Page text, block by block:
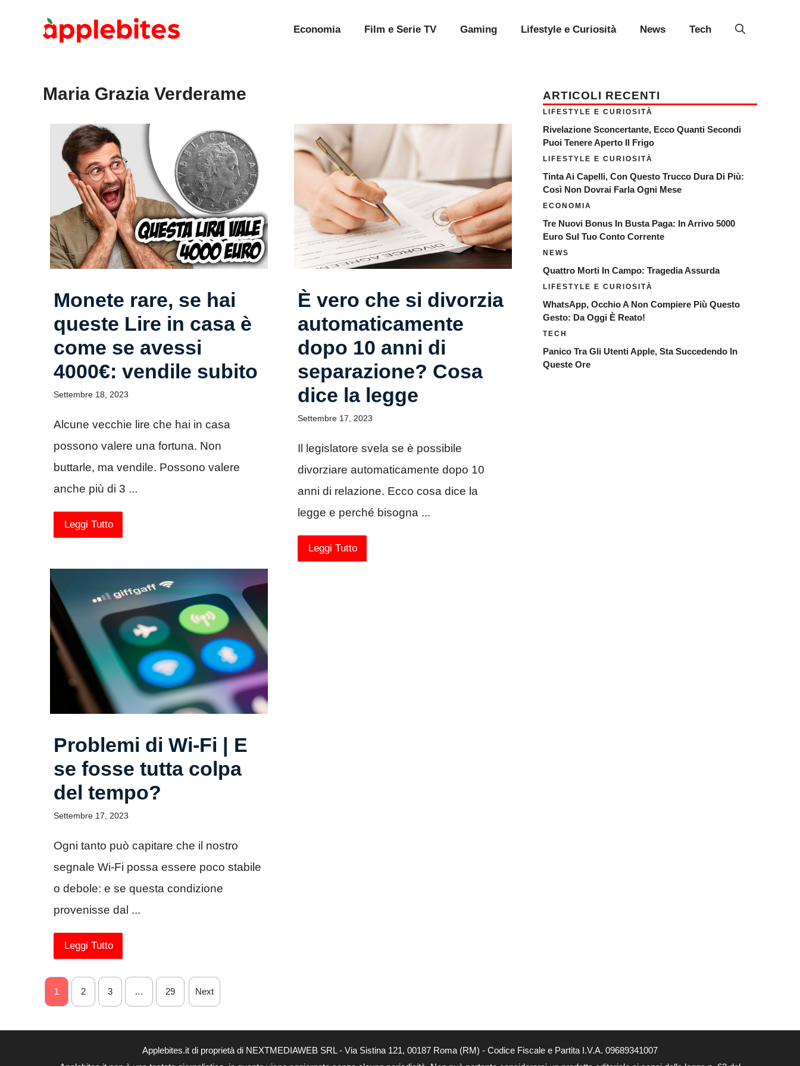
Economia Film e Serie TV Gaming Lifestyle e Curiosità News Tech
Maria Grazia Verderame
Monete rare, se hai
queste Lire in casa è
come se avessi
4000€: vendile subito
Settembre 18, 2023
Alcune vecchie lire che hai in casa
possono valere una fortuna. Non
buttarle, ma vendile. Possono valere
anche più di 3 ...
Leggi Tutto
È vero che si divorzia
automaticamente
dopo 10 anni di
separazione? Cosa
dice la legge
Settembre 17, 2023
Il legislatore svela se è possibile
divorziare automaticamente dopo 10
anni di relazione. Ecco cosa dice la
legge e perché bisogna ...
Leggi Tutto
Problemi di Wi-Fi | E
se fosse tutta colpa
del tempo?
Settembre 17, 2023
Ogni tanto può capitare che il nostro
segnale Wi-Fi possa essere poco stabile
o debole: e se questa condizione
provenisse dal ...
Leggi Tutto
1 2 3 … 29 Next
ARTICOLI RECENTI
LIFESTYLE E CURIOSITÀ
Rivelazione Sconcertante, Ecco Quanti Secondi
Puoi Tenere Aperto Il Frigo
LIFESTYLE E CURIOSITÀ
Tinta Ai Capelli, Con Questo Trucco Dura Di Più:
Così Non Dovrai Farla Ogni Mese
ECONOMIA
Tre Nuovi Bonus In Busta Paga: In Arrivo 5000
Euro Sul Tuo Conto Corrente
NEWS
Quattro Morti In Campo: Tragedia Assurda
LIFESTYLE E CURIOSITÀ
WhatsApp, Occhio A Non Compiere Più Questo
Gesto: Da Oggi È Reato!
TECH
Panico Tra Gli Utenti Apple, Sta Succedendo In
Queste Ore
Applebites.it di proprietà di NEXTMEDIAWEB SRL - Via Sistina 121, 00187 Roma (RM) - Codice Fiscale e Partita I.V.A. 09689341007